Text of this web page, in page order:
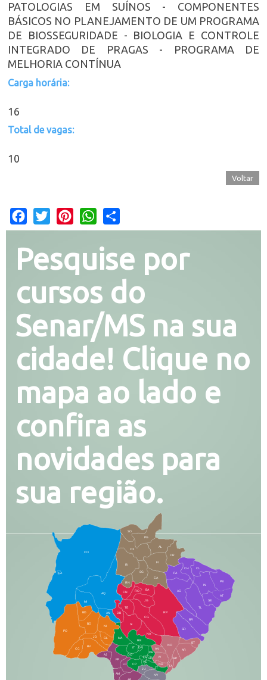
PATOLOGIAS EM SUÍNOS - COMPONENTES
BÁSICOS NO PLANEJAMENTO DE UM PROGRAMA
DE BIOSSEGURIDADE - BIOLOGIA E CONTROLE
INTEGRADO DE PRAGAS - PROGRAMA DE
MELHORIA CONTÍNUA
Carga horária:
16
Total de vagas:
10
Voltar
Facebook
Twitter PinterestWhatsApp
Pesquise por
cursos do
Senar/MS na sua
cidade! Clique no
mapa ao lado e
confira as
novidades para
sua região.
CO
AQ
MI
AN
CX
RI
AL
CR
FI
SG
BA
CA
PA
CH CL
PB
SE
TL
AG
BR
SR
BT
AR
RP
RO
JG
CG
SI
NA
TA
NH
JT
RB
MA
IT
DR
DO
CP
JU
NV
BD
BO
NI
JD
PO
BV
CC
PP
AJ
LC
AM
DB
TE
IN
NO
BP
RN
CN
GL
AN
IV
FS
VC
GD
DE
AT
PG
SO
LA